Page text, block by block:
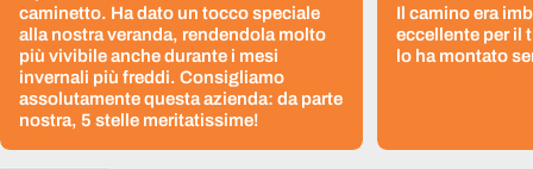
caminetto. Ha dato un tocco speciale
alla nostra veranda, rendendola molto
più vivibile anche durante i mesi
invernali più freddi. Consigliamo
assolutamente questa azienda: da parte
nostra, 5 stelle meritatissime!
Il camino era
eccellente per il
lo ha montato